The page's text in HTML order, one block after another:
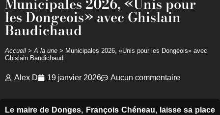
Municipales 2026, «Unis pour
les Dongeois» avec Ghislain
Baudichaud
Accueil >A la une > Municipales 2026, «Unis pour les Dongeois» avec
Ghislain Baudichaud
Alex D 19 janvier 2026 Aucun commentaire
Le maire de Donges, François Chéneau, laisse sa place